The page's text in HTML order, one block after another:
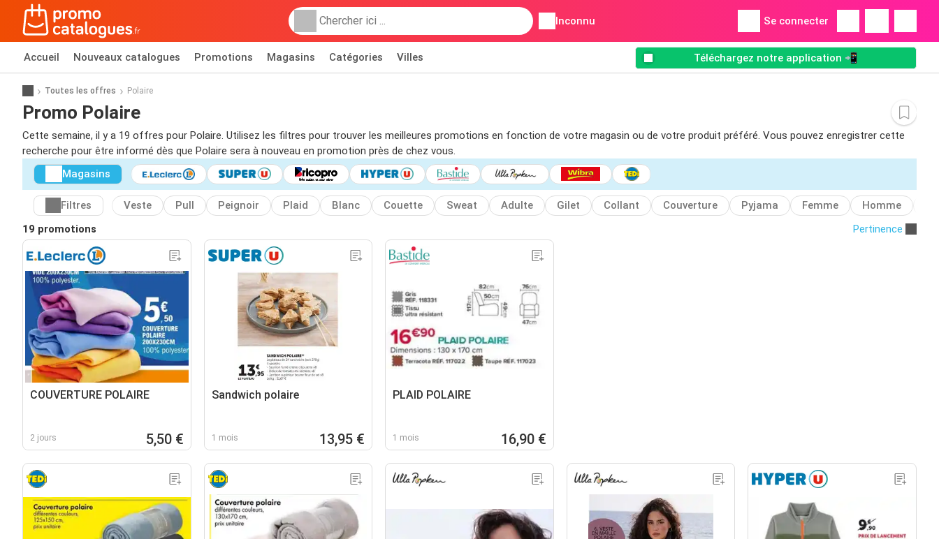
Inconnu Se connecter
Accueil Nouveaux catalogues Promotions Magasins Catégories Villes Téléchargez notre application 📲
Toutes les offres Polaire
Promo Polaire
Cette semaine, il y a 19 offres pour Polaire. Utilisez les filtres pour trouver les meilleures promotions en fonction de votre magasin ou de votre produit préféré. Vous pouvez enregistrer cette
recherche pour être informé dès que Polaire sera à nouveau en promotion près de chez vous.
Magasins
Filtres Veste Pull Peignoir Plaid Blanc Couette Sweat Adulte Gilet Collant Couverture Pyjama Femme Homme
19 promotions
Pertinence
COUVERTURE POLAIRE
2 jours 5,50 €
Sandwich polaire
1 mois 13,95 €
PLAID POLAIRE
1 mois 16,90 €